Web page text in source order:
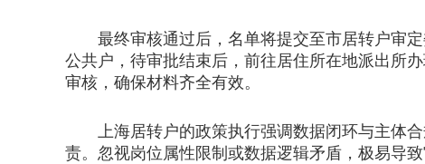
最终审核通过后，名单将提交至市居转户审定
公共户，待审批结束后，前往居住所在地派出所
审核，确保材料齐全有效。
上海居转户的政策执行强调数据闭环与主体合
责。忽视岗位属性限制或数据逻辑矛盾，极易导致